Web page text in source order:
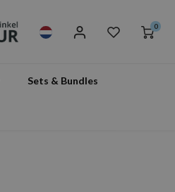
0
Sets & Bundles